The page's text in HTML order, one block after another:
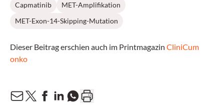
Capmatinib
MET-Amplifikation
MET-Exon-14-Skipping-Mutation
Dieser Beitrag erschien auch im Printmagazin CliniCum
onko